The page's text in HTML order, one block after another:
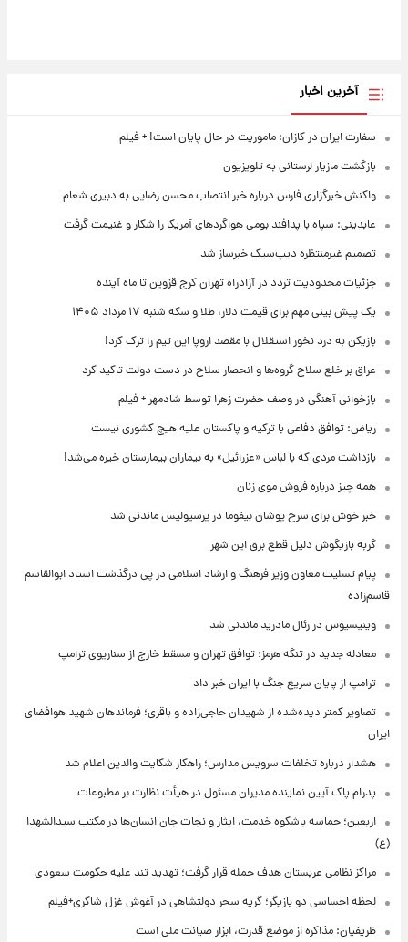
آخرین اخبار
سفارت ایران در کازان: ماموریت در حال پایان است! + فیلم
بازگشت مازیار لرستانی به تلویزیون
واکنش خبرگزاری فارس درباره خبر انتصاب محسن رضایی به دبیری شعام
عابدینی: سپاه با پدافند بومی هواگردهای آمریکا را شکار و غنیمت گرفت
تصمیم غیرمنتظره دیپ‌سیک خبرساز شد
جزئیات محدودیت تردد در آزادراه تهران کرج قزوین تا ماه آینده
یک پیش ‌بینی مهم برای قیمت دلار، طلا و سکه شنبه ۱۷ مرداد ۱۴۰۵
بازیکن به درد نخور استقلال با مقصد اروپا این تیم را ترک کرد!
عراق بر خلع سلاح گروه‌ها و انحصار سلاح در دست دولت تاکید کرد
بازخوانی آهنگی در وصف حضرت زهرا توسط شادمهر + فیلم
ریاض: توافق دفاعی با ترکیه و پاکستان علیه هیچ کشوری نیست
بازداشت مردی که با لباس «عزرائیل» به بیماران بیمارستان خیره می‌شد!
همه چیز درباره فروش موی زنان
خبر خوش برای سرخ پوشان بیفوما در پرسپولیس ماندنی شد
گربه بازیگوش دلیل قطع برق این شهر
پیام تسلیت معاون وزیر فرهنگ و ارشاد اسلامی در پی درگذشت استاد ابوالقاسم
قاسم‌زاده
وینیسیوس در رئال مادرید ماندنی شد
معادله جدید در تنگه هرمز؛ توافق تهران و مسقط خارج از سناریوی ترامپ
ترامپ از پایان سریع جنگ با ایران خبر داد
تصاویر کمتر دیده‌شده از شهیدان حاجی‌زاده و باقری؛ فرماندهان شهید هوافضای
ایران
هشدار درباره تخلفات سرویس مدارس؛ راهکار شکایت والدین اعلام شد
پدرام پاک آیین نماینده مدیران مسئول در هیأت نظارت بر مطبوعات
اربعین؛ حماسه باشکوه خدمت، ایثار و نجات جان انسان‌ها در مکتب سیدالشهدا
(ع)
مراکز نظامی عربستان هدف حمله قرار گرفت؛ تهدید تند علیه حکومت سعودی
لحظه احساسی دو بازیگر؛ گریه سحر دولتشاهی در آغوش غزل شاکری+فیلم
ظریفیان: مذاکره از موضع قدرت، ابزار صیانت ملی است